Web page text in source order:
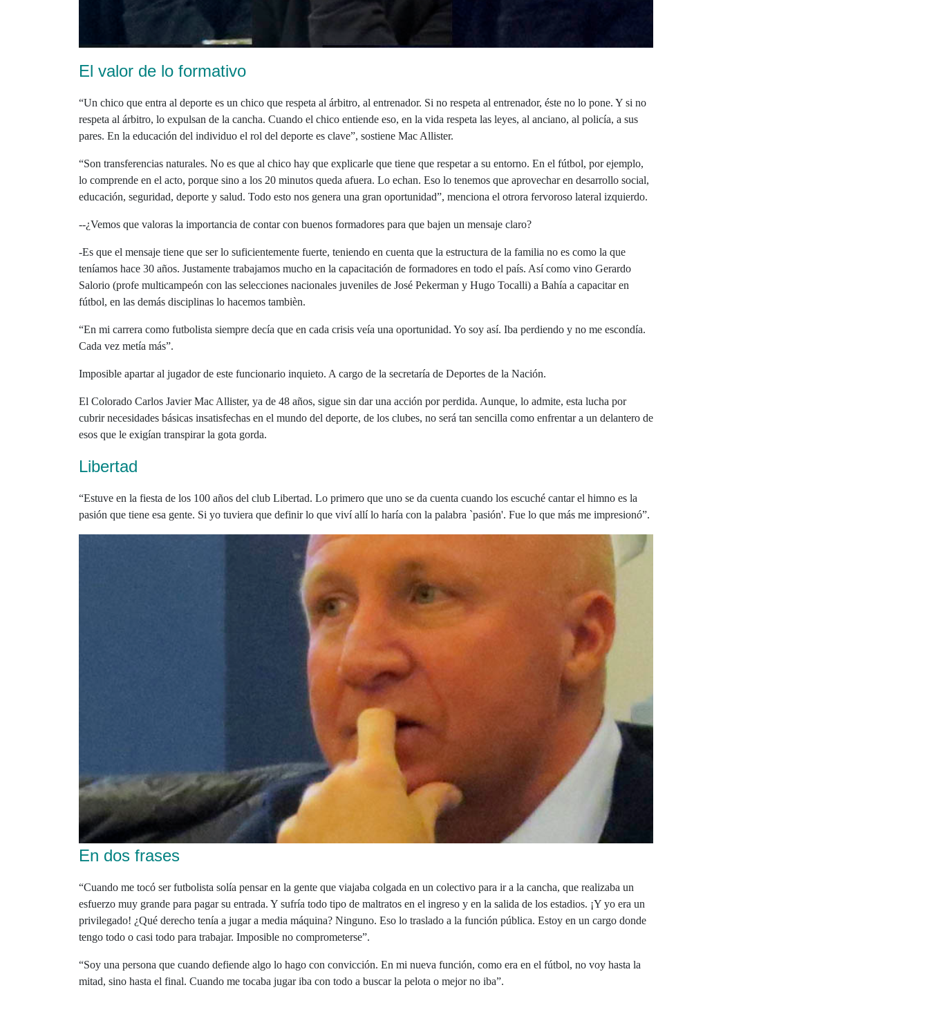
El valor de lo formativo
“Un chico que entra al deporte es un chico que respeta al árbitro, al entrenador. Si no respeta al entrenador, éste no lo pone. Y si no
respeta al árbitro, lo expulsan de la cancha. Cuando el chico entiende eso, en la vida respeta las leyes, al anciano, al policía, a sus
pares. En la educación del individuo el rol del deporte es clave”, sostiene Mac Allister.
“Son transferencias naturales. No es que al chico hay que explicarle que tiene que respetar a su entorno. En el fútbol, por ejemplo,
lo comprende en el acto, porque sino a los 20 minutos queda afuera. Lo echan. Eso lo tenemos que aprovechar en desarrollo social,
educación, seguridad, deporte y salud. Todo esto nos genera una gran oportunidad”, menciona el otrora fervoroso lateral izquierdo.
--¿Vemos que valoras la importancia de contar con buenos formadores para que bajen un mensaje claro?
-Es que el mensaje tiene que ser lo suficientemente fuerte, teniendo en cuenta que la estructura de la familia no es como la que
teníamos hace 30 años. Justamente trabajamos mucho en la capacitación de formadores en todo el país. Así como vino Gerardo
Salorio (profe multicampeón con las selecciones nacionales juveniles de José Pekerman y Hugo Tocalli) a Bahía a capacitar en
fútbol, en las demás disciplinas lo hacemos tambièn.
“En mi carrera como futbolista siempre decía que en cada crisis veía una oportunidad. Yo soy así. Iba perdiendo y no me escondía.
Cada vez metía más”.
Imposible apartar al jugador de este funcionario inquieto. A cargo de la secretaría de Deportes de la Nación.
El Colorado Carlos Javier Mac Allister, ya de 48 años, sigue sin dar una acción por perdida. Aunque, lo admite, esta lucha por
cubrir necesidades básicas insatisfechas en el mundo del deporte, de los clubes, no será tan sencilla como enfrentar a un delantero de
esos que le exigían transpirar la gota gorda.
Libertad
“Estuve en la fiesta de los 100 años del club Libertad. Lo primero que uno se da cuenta cuando los escuché cantar el himno es la
pasión que tiene esa gente. Si yo tuviera que definir lo que viví allí lo haría con la palabra `pasión'. Fue lo que más me impresionó”.
En dos frases
“Cuando me tocó ser futbolista solía pensar en la gente que viajaba colgada en un colectivo para ir a la cancha, que realizaba un
esfuerzo muy grande para pagar su entrada. Y sufría todo tipo de maltratos en el ingreso y en la salida de los estadios. ¡Y yo era un
privilegado! ¿Qué derecho tenía a jugar a media máquina? Ninguno. Eso lo traslado a la función pública. Estoy en un cargo donde
tengo todo o casi todo para trabajar. Imposible no comprometerse”.
“Soy una persona que cuando defiende algo lo hago con convicción. En mi nueva función, como era en el fútbol, no voy hasta la
mitad, sino hasta el final. Cuando me tocaba jugar iba con todo a buscar la pelota o mejor no iba”.